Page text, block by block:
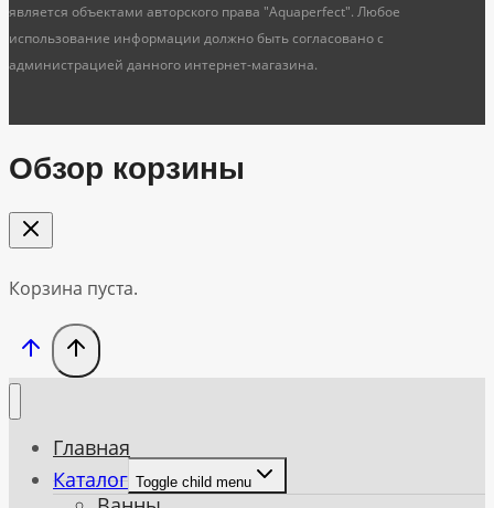
является объектами авторского права "Aquaperfect". Любое
использование информации должно быть согласовано с
администрацией данного интернет-магазина.
Обзор корзины
Корзина пуста.
Главная
Каталог Toggle child menu